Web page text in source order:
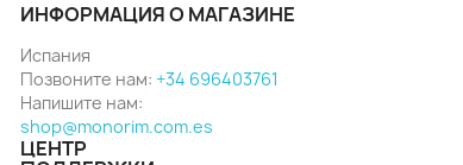
ИНФОРМАЦИЯ О МАГАЗИНЕ
Испания
Позвоните нам: +34 696403761
Напишите нам:
shop@monorim.com.es
ЦЕНТР